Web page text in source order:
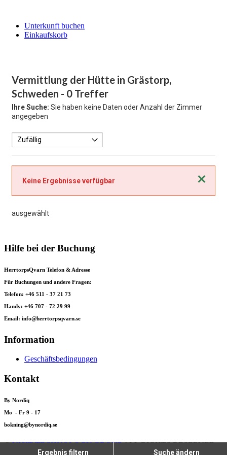
Unterkunft buchen
Einkaufskorb
Vermittlung der Hütte in Grästorp,
Schweden - 0 Treffer
Ihre Suche: Sie haben keine Daten oder Anzahl der Zimmer
angegeben
Schließen
Keine Ergebnisse verfügbar
ausgewählt
Ergebnis filtern Suche ändern
Hilfe bei der Buchung
HerrtorpsQvarn Telefon & Adresse
Für Buchungen und andere Fragen:
Telefon: +46 511 - 37 21 73
Handy: +46 707 - 72 29 99
Email: info@herrtorpsqvarn.se
Information
Geschäftsbedingungen
Kontakt
By Nordiq
Mo - Fr 9 - 17
bokning@bynordiq.se
©VISIT TECHNOLOGY GROUPALL RIGHTS RESERVED